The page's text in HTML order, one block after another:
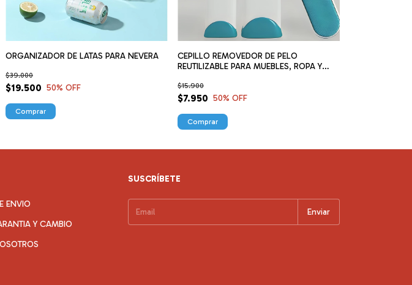
ORGANIZADOR DE LATAS PARA NEVERA
$19.500
$39.000
50% OFF
CEPILLO REMOVEDOR DE PELO
REUTILIZABLE PARA MUEBLES, ROPA Y
$7.950
$15.900
50% OFF
ENVIO
Y CAMBIO
SUSCRÍBETE